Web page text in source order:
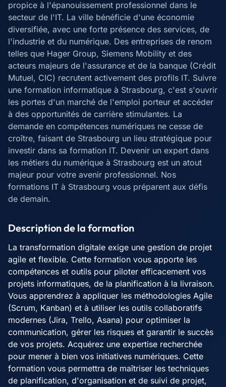
propice à l'épanouissement professionnel dans le
secteur de l'IT. La ville bénéficie d'une économie
diversifiée, avec une forte présence des services, de
l'industrie et du numérique. Des entreprises de renom
telles que Hager Group, Siemens Mobility et des
acteurs majeurs de l'assurance et de la banque (Crédit
Mutuel, CIC) recrutent activement des profils IT. Suivre
une formation informatique à Strasbourg, c'est s'ouvrir
les portes d'un marché de l'emploi porteur et accéder
à des opportunités de carrière stimulantes. La
demande en compétences numériques ne cesse de
croître, faisant de Strasbourg un lieu stratégique pour
investir dans sa formation IT. Devenir un expert dans
les métiers du numérique à Strasbourg est un atout
majeur pour votre avenir professionnel. Nos
formations IT à Strasbourg vous préparent aux défis
de demain.
Description de la formation
La transformation digitale exige une gestion de projet
agile et flexible. Cette formation vous apporte les
compétences et outils pour piloter efficacement vos
projets informatiques, de la planification à la livraison.
Vous apprendrez à appliquer les méthodologies Agile
(Scrum, Kanban) et à utiliser les outils collaboratifs
modernes (Jira, Trello, Asana) pour optimiser la
communication, gérer les risques et garantir le succès
de vos projets. Acquérez une expertise recherchée
pour mener à bien vos initiatives numériques. Cette
formation vous permettra de maîtriser les techniques
de planification, d'organisation et de suivi de projet,